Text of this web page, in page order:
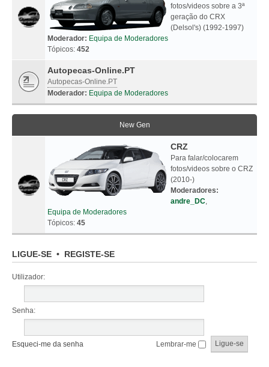
fotos/videos sobre a 3ª
geração do CRX
(Delsol's) (1992-1997)
Moderador: Equipa de Moderadores
Tópicos: 452
Autopecas-Online.PT
Autopecas-Online.PT
Moderador: Equipa de Moderadores
New Gen
CRZ
Para falar/colocarem
fotos/videos sobre o CRZ
(2010-)
Moderadores:
andre_DC,
Equipa de Moderadores
Tópicos: 45
LIGUE-SE • REGISTE-SE
Utilizador:
Senha:
Esqueci-me da senha Lembrar-me